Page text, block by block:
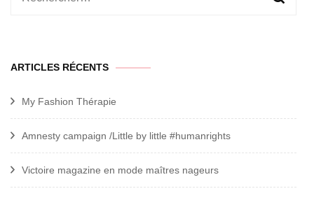
ARTICLES RÉCENTS
My Fashion Thérapie
Amnesty campaign /Little by little #humanrights
Victoire magazine en mode maîtres nageurs